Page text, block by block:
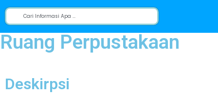
Ruang Perpustakaan
Deskirpsi